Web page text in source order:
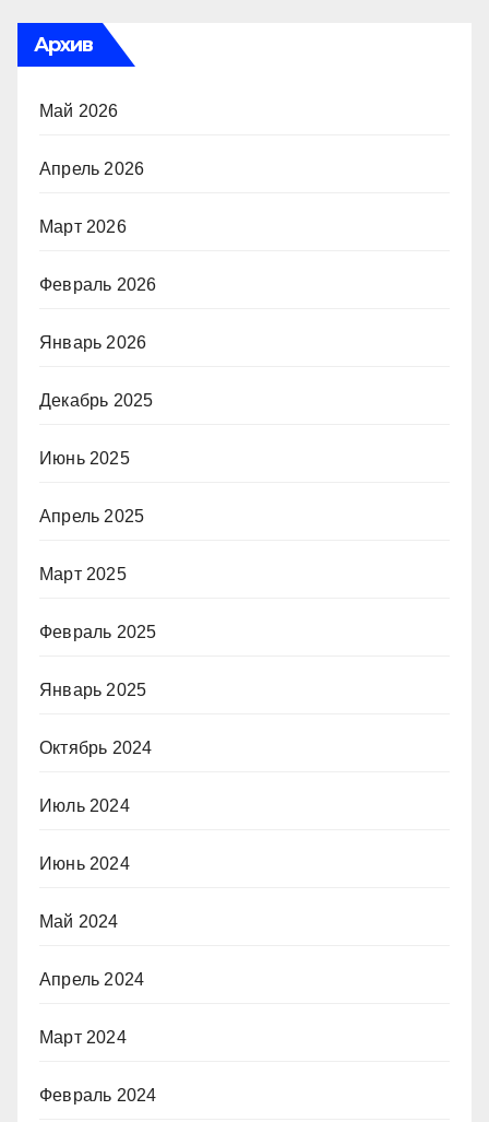
Архив
Май 2026
Апрель 2026
Март 2026
Февраль 2026
Январь 2026
Декабрь 2025
Июнь 2025
Апрель 2025
Март 2025
Февраль 2025
Январь 2025
Октябрь 2024
Июль 2024
Июнь 2024
Май 2024
Апрель 2024
Март 2024
Февраль 2024